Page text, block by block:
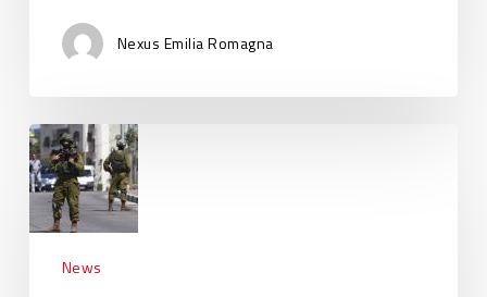
Nexus Emilia Romagna
Terrore
nella
notte
Cisgiordania
News